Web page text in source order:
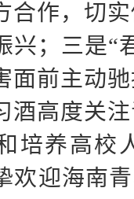
合作，切
兴；三是“
面前主动
酒高度关
培养高校
欢迎海南